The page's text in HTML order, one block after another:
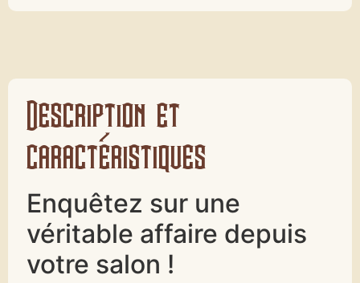
Description et
caractéristiques
Enquêtez sur une
véritable affaire depuis
votre salon !